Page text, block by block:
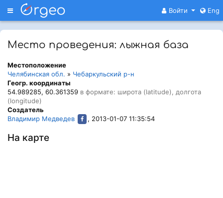
Меню Войти Eng
Место проведения: лыжная база
Местоположение
Челябинская обл. » Чебаркульский р-н
Геогр. координаты
54.989285, 60.361359 в формате: широта (latitude), долгота
(longitude)
Создатель
Владимир Медведев
, 2013-01-07 11:35:54
На карте